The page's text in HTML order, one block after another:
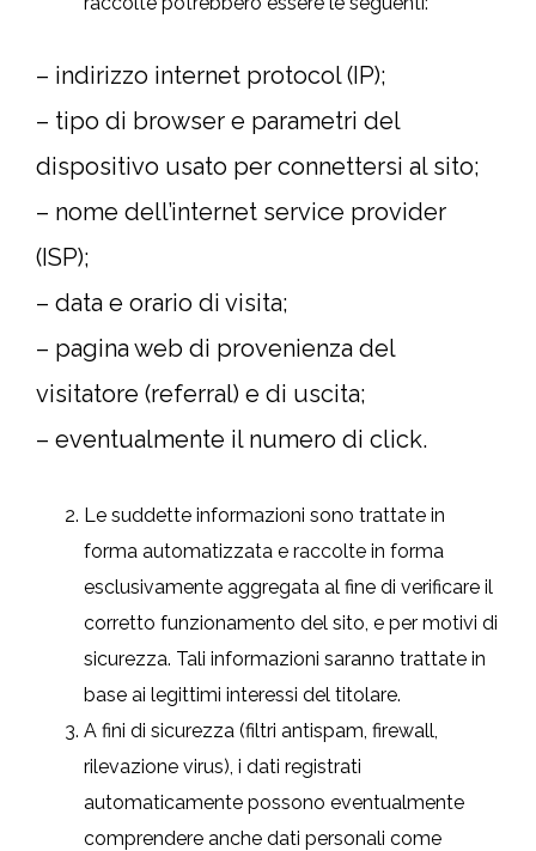
– indirizzo internet protocol (IP);
– tipo di browser e parametri del
dispositivo usato per connettersi al sito;
– nome dell’internet service provider
(ISP);
– data e orario di visita;
– pagina web di provenienza del
visitatore (referral) e di uscita;
– eventualmente il numero di click.
Le suddette informazioni sono trattate in
forma automatizzata e raccolte in forma
esclusivamente aggregata al fine di verificare il
corretto funzionamento del sito, e per motivi di
sicurezza. Tali informazioni saranno trattate in
base ai legittimi interessi del titolare.
A fini di sicurezza (filtri antispam, firewall,
rilevazione virus), i dati registrati
automaticamente possono eventualmente
comprendere anche dati personali come